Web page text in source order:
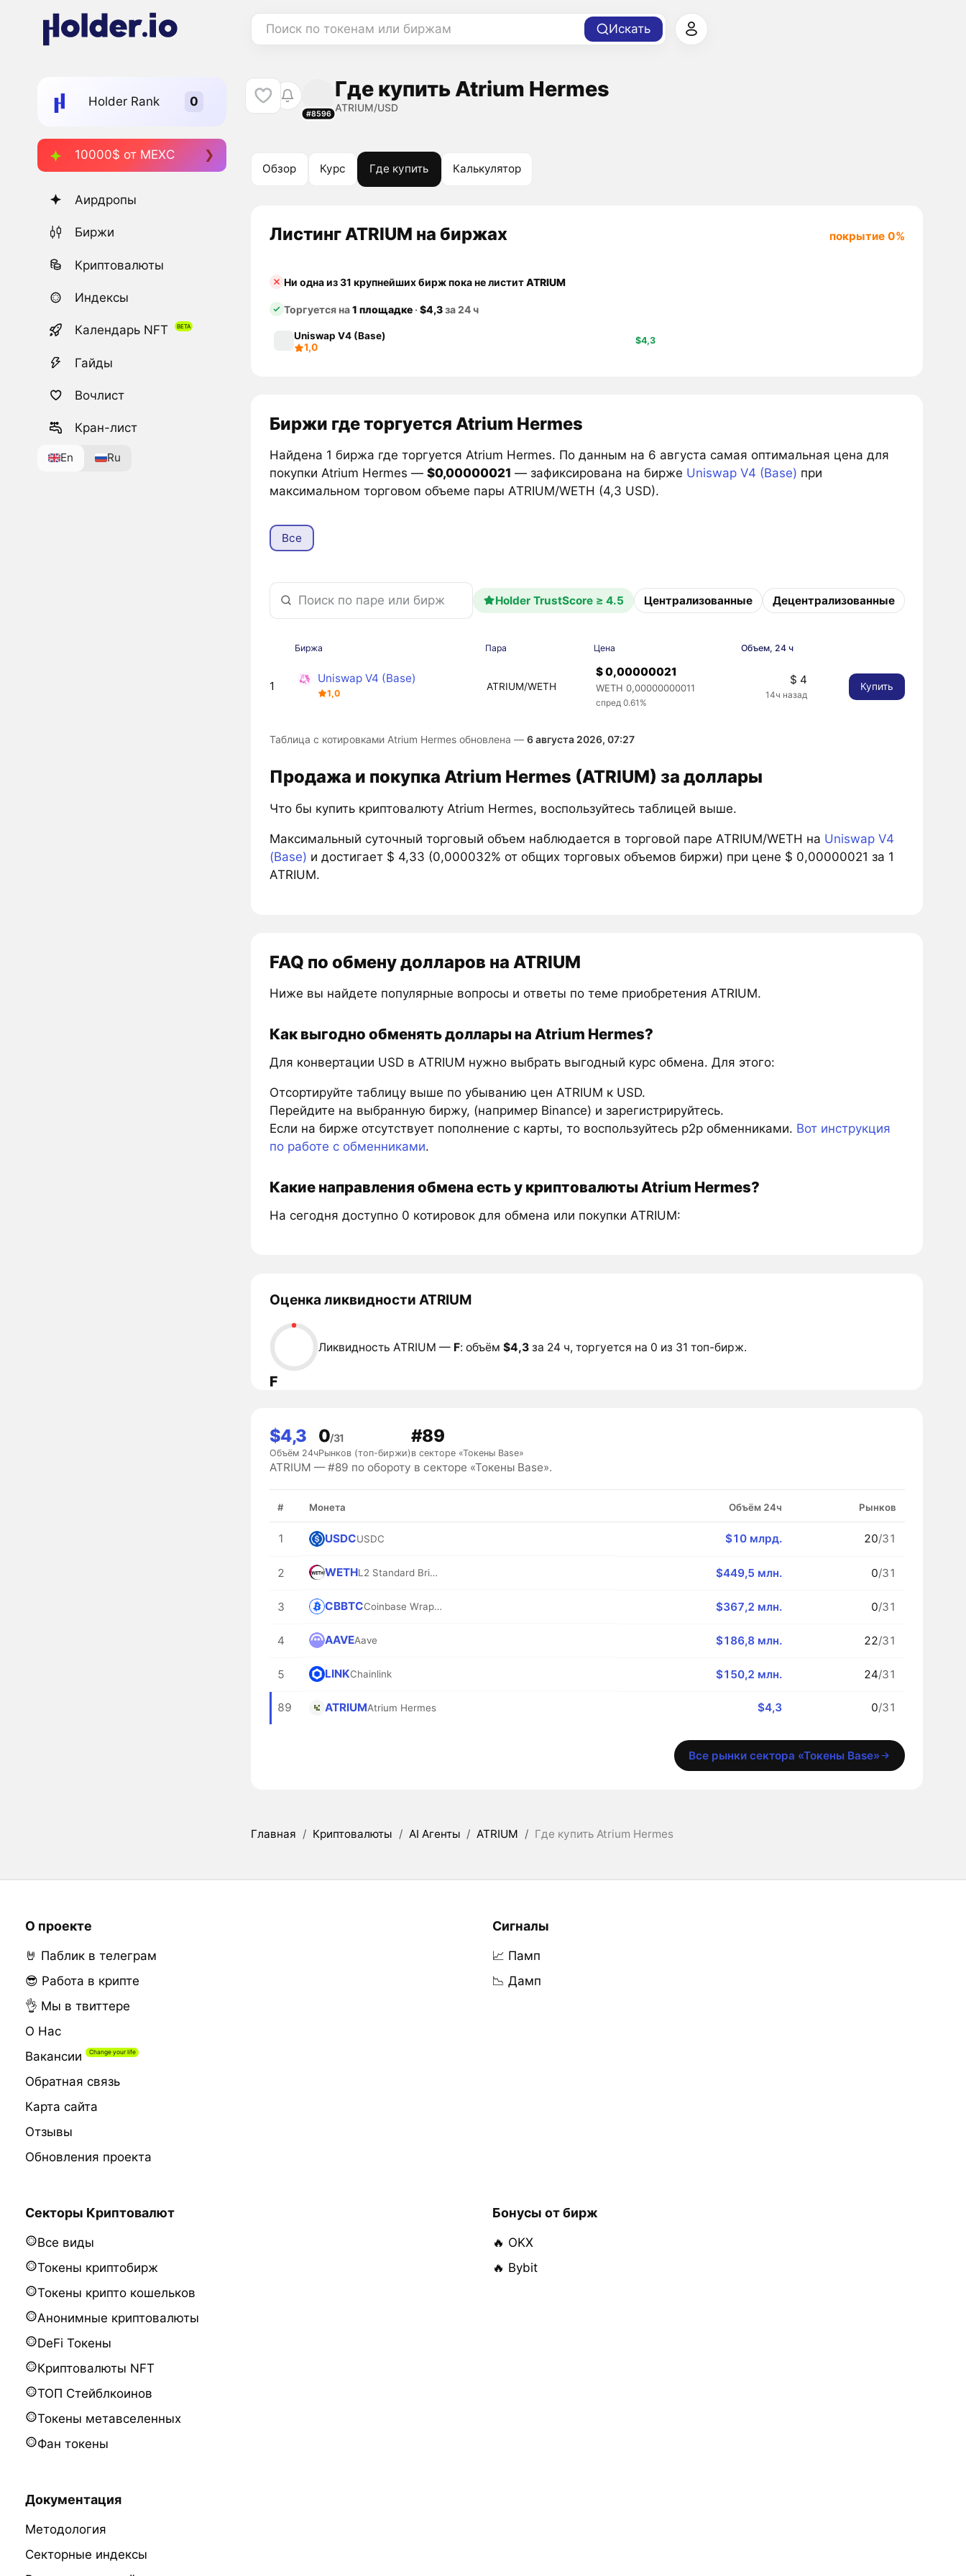
Поиск по токенам или биржам Искать
Holder Rank
10000$ от MEXC
Аирдропы
Биржи
Криптовалюты
Индексы
Календарь NFT
Гайды
Вочлист
Кран-лист
En Ru
#8596
Где купить Atrium Hermes
ATRIUM/USD
Обзор Курс Где купить Калькулятор
Листинг ATRIUM на биржах покрытие 0%
Ни одна из 31 крупнейших бирж пока не листитATRIUM
Торгуется на1 площадке·$4,3за 24 ч
Uniswap V4 (Base)
1,0
$4,3
Биржи где торгуется Atrium Hermes
Найдена 1 биржа где торгуется Atrium Hermes. По данным на 6 августа самая оптимальная цена для
покупки Atrium Hermes — $0,00000021 — зафиксирована на бирже Uniswap V4 (Base) при
максимальном торговом объеме пары ATRIUM/WETH (4,3 USD).
Все
Holder TrustScore ≥ 4.5 Централизованные Децентрализованные
Биржа Пара Цена Объем, 24 ч
1
Uniswap V4 (Base)
1,0
ATRIUM/WETH
$ 0,00000021
WETH 0,00000000011
спред 0.61%
$ 4
14ч назад
Купить
Таблица с котировками Atrium Hermes обновлена — 6 августа 2026, 07:27
Продажа и покупка Atrium Hermes (ATRIUM) за доллары
Что бы купить криптовалюту Atrium Hermes, воспользуйтесь таблицей выше.
Максимальный суточный торговый объем наблюдается в торговой паре ATRIUM/WETH на Uniswap V4
(Base) и достигает $ 4,33 (0,000032% от общих торговых объемов биржи) при цене $ 0,00000021 за 1
ATRIUM.
FAQ по обмену долларов на ATRIUM
Ниже вы найдете популярные вопросы и ответы по теме приобретения ATRIUM.
Как выгодно обменять доллары на Atrium Hermes?
Для конвертации USD в ATRIUM нужно выбрать выгодный курс обмена. Для этого:
Отсортируйте таблицу выше по убыванию цен ATRIUM к USD.
Перейдите на выбранную биржу, (например Binance) и зарегистрируйтесь.
Если на бирже отсутствует пополнение с карты, то воспользуйтесь p2p обменниками. Вот инструкция
по работе с обменниками.
Какие направления обмена есть у криптовалюты Atrium Hermes?
На сегодня доступно 0 котировок для обмена или покупки ATRIUM:
Оценка ликвидности ATRIUM
F
Ликвидность ATRIUM — F: объём $4,3за 24 ч, торгуется на 0 из 31 топ-бирж.
$4,3
Объём 24ч
0/31
Рынков (топ-биржи)
#89
в секторе «Токены Base»
ATRIUM — #89 по обороту в секторе «Токены Base».
# Монета Объём 24ч Рынков
1 USDCUSDC $10 млрд. 20/31
2 WETH L2 Standard Bridged WETH (Base) $449,5 млн. 0/31
3 CBBTC Coinbase Wrapped BTC $367,2 млн. 0/31
4 AAVEAave $186,8 млн. 22/31
5 LINKChainlink $150,2 млн. 24/31
89 ATRIUMAtrium Hermes $4,3 0/31
Все рынки сектора «Токены Base»
Главная / Криптовалюты / AI Агенты / ATRIUM / Где купить Atrium Hermes
О проекте
🤘 Паблик в телеграм
😎 Работа в крипте
👌 Мы в твиттере
О Нас
Вакансии
Обратная связь
Карта сайта
Отзывы
Обновления проекта
Сигналы
📈 Памп
📉 Дамп
Секторы Криптовалют
Все виды
Токены криптобирж
Токены крипто кошельков
Анонимные криптовалюты
DeFi Токены
Криптовалюты NFT
ТОП Стейблкоинов
Токены метавселенных
Фан токены
Бонусы от бирж
🔥 OKX
🔥 Bybit
Документация
Методология
Секторные индексы